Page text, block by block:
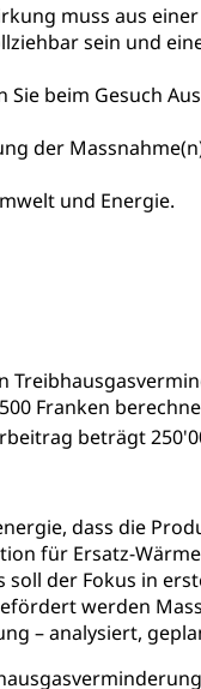
muss aus einer
sein und
beim Gesuch
der
und Energie.
Franken
beträgt
dass die
für Ersatz-
der Fokus in
werden
– analysiert,
Verkehr und
elterliche Sorge